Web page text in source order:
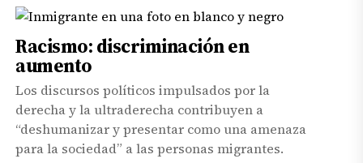
Racismo: discriminación en
aumento
Los discursos políticos impulsados por la
derecha y la ultraderecha contribuyen a
“deshumanizar y presentar como una amenaza
para la sociedad” a las personas migrantes.